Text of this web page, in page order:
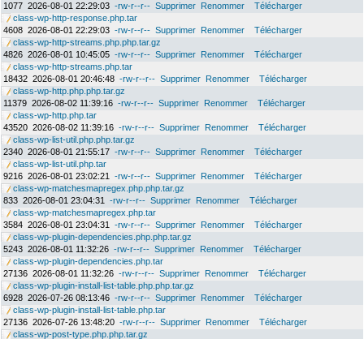
1077 2026-08-01 22:29:03 -rw-r--r-- Supprimer Renommer
Télécharger
class-wp-http-response.php.tar
4608 2026-08-01 22:29:03 -rw-r--r-- Supprimer Renommer
Télécharger
class-wp-http-streams.php.php.tar.gz
4826 2026-08-01 10:45:05 -rw-r--r-- Supprimer Renommer
Télécharger
class-wp-http-streams.php.tar
18432 2026-08-01 20:46:48 -rw-r--r-- Supprimer Renommer
Télécharger
class-wp-http.php.php.tar.gz
11379 2026-08-02 11:39:16 -rw-r--r-- Supprimer Renommer
Télécharger
class-wp-http.php.tar
43520 2026-08-02 11:39:16 -rw-r--r-- Supprimer Renommer
Télécharger
class-wp-list-util.php.php.tar.gz
2340 2026-08-01 21:55:17 -rw-r--r-- Supprimer Renommer
Télécharger
class-wp-list-util.php.tar
9216 2026-08-01 23:02:21 -rw-r--r-- Supprimer Renommer
Télécharger
class-wp-matchesmapregex.php.php.tar.gz
833 2026-08-01 23:04:31 -rw-r--r-- Supprimer Renommer
Télécharger
class-wp-matchesmapregex.php.tar
3584 2026-08-01 23:04:31 -rw-r--r-- Supprimer Renommer
Télécharger
class-wp-plugin-dependencies.php.php.tar.gz
5243 2026-08-01 11:32:26 -rw-r--r-- Supprimer Renommer
Télécharger
class-wp-plugin-dependencies.php.tar
27136 2026-08-01 11:32:26 -rw-r--r-- Supprimer Renommer
Télécharger
class-wp-plugin-install-list-table.php.php.tar.gz
6928 2026-07-26 08:13:46 -rw-r--r-- Supprimer Renommer
Télécharger
class-wp-plugin-install-list-table.php.tar
27136 2026-07-26 13:48:20 -rw-r--r-- Supprimer Renommer
Télécharger
class-wp-post-type.php.php.tar.gz